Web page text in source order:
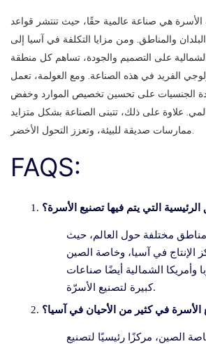
الأسرة هي صناعة عالمية حقًا، حيث تنتشر قواعد
والمناطق. ومن مزايا التكلفة في آسيا إلى
الشمالية على التصميم والجودة، تساهم كل منطقة
الفريد في هذه الصناعة. ومع العولمة، تعمل
الجنسيات على تحسين تخصيص الموارد وخفض
علاوة على ذلك، تتبنى الصناعة بشكل متزايد
ممارسات صديقة للبيئة، وتعزز التحول الأخضر.
FAQS:
التي يتم فيها تصنيع الأسرة؟
مختلفة حول العالم، حيث
الإنتاج في آسيا، وخاصة الصين
وأمريكا الشمالية أيضًا صناعات
كبيرة لتصنيع الأسرّة.
الأسرة في كثير من الأحيان في آسيا؟
الصين، مركزًا رئيسيًا لتصنيع